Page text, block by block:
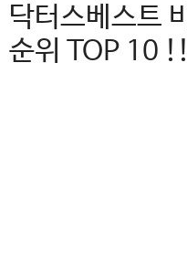
닥터스베스트
순위 TOP 10 !!